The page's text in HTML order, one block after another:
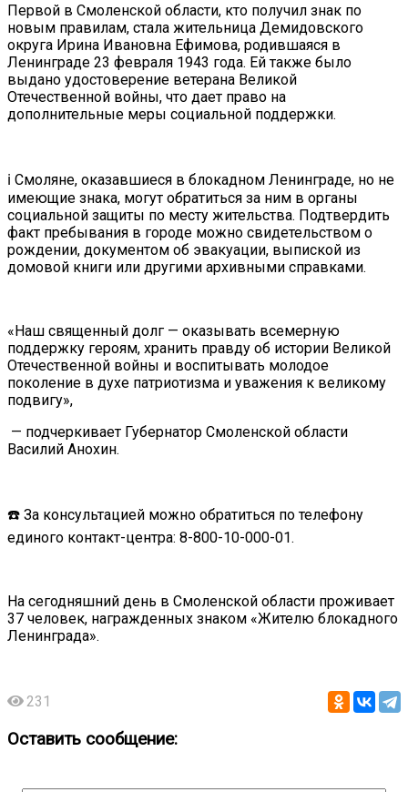
Первой в Смоленской области, кто получил знак по
новым правилам, стала жительница Демидовского
округа Ирина Ивановна Ефимова, родившаяся в
Ленинграде 23 февраля 1943 года. Ей также было
выдано удостоверение ветерана Великой
Отечественной войны, что дает право на
дополнительные меры социальной поддержки.
ℹ️ Смоляне, оказавшиеся в блокадном Ленинграде, но не
имеющие знака, могут обратиться за ним в органы
социальной защиты по месту жительства. Подтвердить
факт пребывания в городе можно свидетельством о
рождении, документом об эвакуации, выпиской из
домовой книги или другими архивными справками.
«Наш священный долг — оказывать всемерную
поддержку героям, хранить правду об истории Великой
Отечественной войны и воспитывать молодое
поколение в духе патриотизма и уважения к великому
подвигу»,
— подчеркивает Губернатор Смоленской области
Василий Анохин.
☎️ За консультацией можно обратиться по телефону
единого контакт-центра: 8-800-10-000-01.
На сегодняшний день в Смоленской области проживает
37 человек, награжденных знаком «Жителю блокадного
Ленинграда».
231
Оставить сообщение: